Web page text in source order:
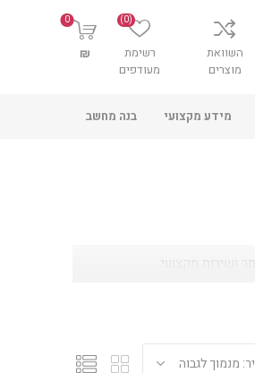
השוואת
מוצרים
רשימת
מעודפים
(0)
0
₪
מידע מקצועי בנה מחשב